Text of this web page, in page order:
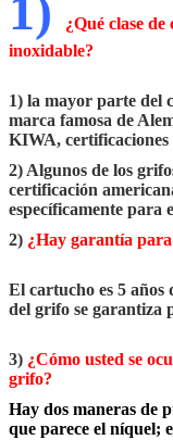
1)
¿Qué clase
inoxidable?
1) la mayor parte del
marca famosa de
KIWA, certificaciones
2) Algunos de los
certificación
específicamente para
2) ¿Hay garantía
El cartucho es 5 años
del grifo se garantiza
3) ¿Cómo usted se
grifo?
Hay dos maneras de
que parece el níquel;